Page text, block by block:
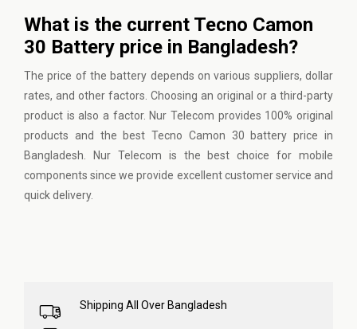
What is the current Tecno Camon
30 Battery price in Bangladesh?
The price of the battery depends on various suppliers, dollar
rates, and other factors. Choosing an original or a third-party
product is also a factor. Nur Telecom provides 100% original
products and the best Tecno Camon 30 battery price in
Bangladesh. Nur Telecom is the best choice for mobile
components since we provide excellent customer service and
quick delivery.
Shipping All Over Bangladesh